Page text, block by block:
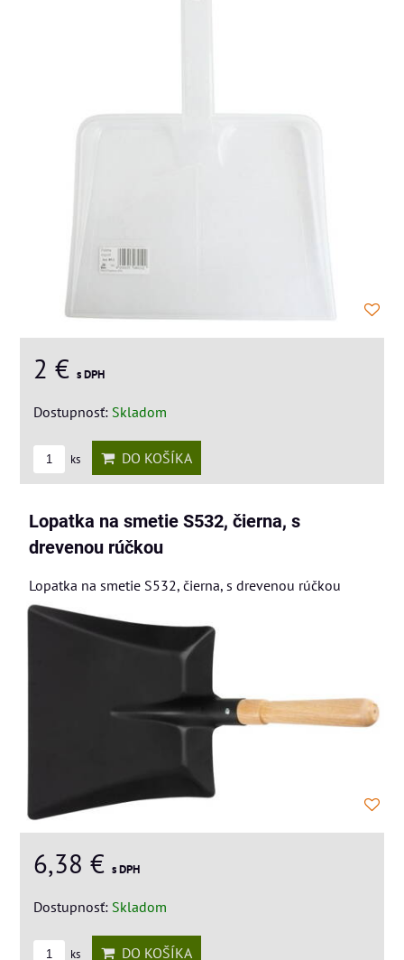
2 € s DPH
Dostupnosť: Skladom
ks DO KOŠÍKA
Lopatka na smetie S532, čierna, s
drevenou rúčkou
Lopatka na smetie S532, čierna, s drevenou rúčkou
6,38 € s DPH
Dostupnosť: Skladom
ks DO KOŠÍKA